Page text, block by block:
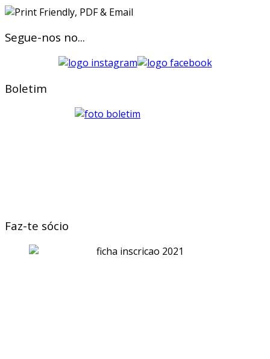
Segue-nos no...
Boletim
Faz-te sócio